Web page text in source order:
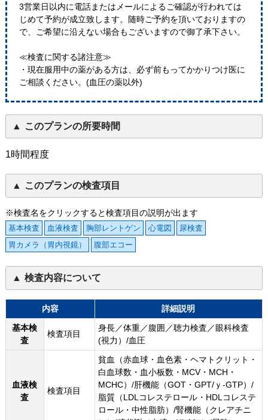
3営業日以内に電話またはメールによるご確認が行われては
じめて予約が成立致します。随時ご予約を頂いておりますの
で、ご希望に沿えない場合もございますので御了承下さい。
≪検査に関する諸注意≫
・現在服用中の薬がある方は、必ず前もってかかりつけ医に
ご相談ください。(血圧の薬以外)
このプランの所要時間
1時間程度
このプランの検査項目
※検査名をクリックすると検査項目の説明が出ます
基本検査 血液検査 胸部レントゲン 心電図
尿検査
胃カメラ（胃内視鏡）
腹部エコー
検査内容について
内容
詳細説明
基本検
査
検査項目
身長／体重／腹囲／聴力検査／眼科検査
(視力）/血圧
血液検
査
検査項目
貧血（赤血球・血色素・ヘマトクリット・
白血球数・血小板数・MCV・MCH・
MCHC）/肝機能（GOT・GPT/ｙ-GTP）/
脂質（LDLコレステロール・HDLコレステ
ロール・中性脂肪）/腎機能（クレアチニ